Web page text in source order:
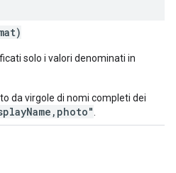
solo i valori denominati in
da virgole di nomi completi dei